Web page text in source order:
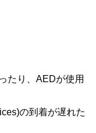
たり、AEDが使用
の到着が遅れた